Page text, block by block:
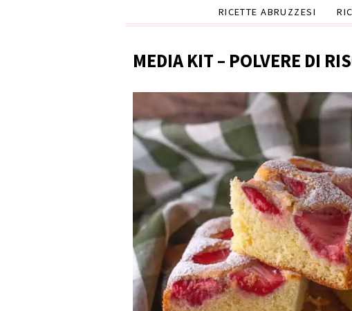
RICETTE ABRUZZESI
MEDIA KIT – POLVERE DI